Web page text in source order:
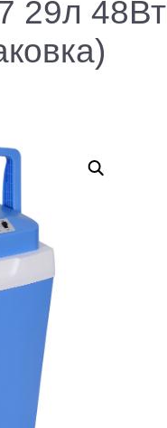
29л 48Вт